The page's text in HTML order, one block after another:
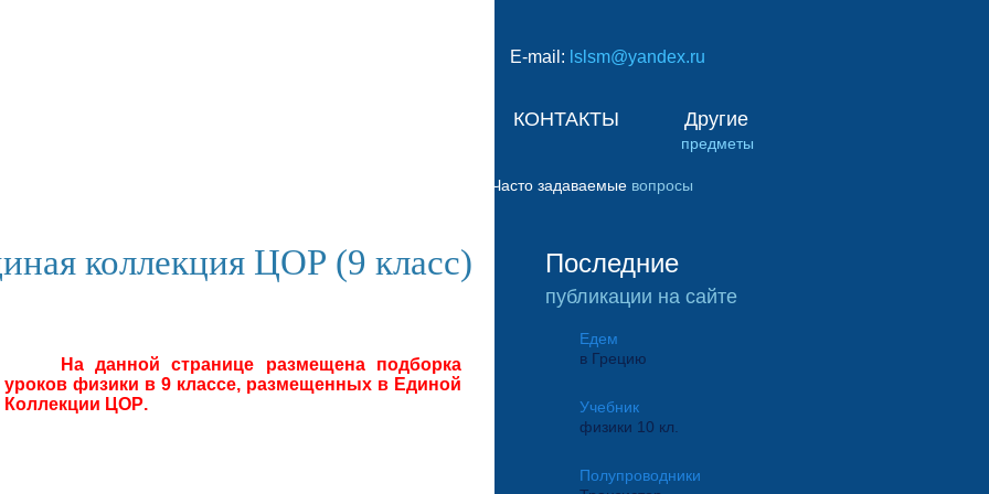
коллекция ЦОР (9 класс)
На данной странице размещена подборка
уроков физики в 9 классе, размещенных в Единой
Коллекции ЦОР.
Последние
публикации на сайте
Часто задаваемые вопросы
КОНТАКТЫ Другие
предметы
Едем
в Грецию
Учебник
физики 10 кл.
Полупроводники
E-mail: lslsm@yandex.ru